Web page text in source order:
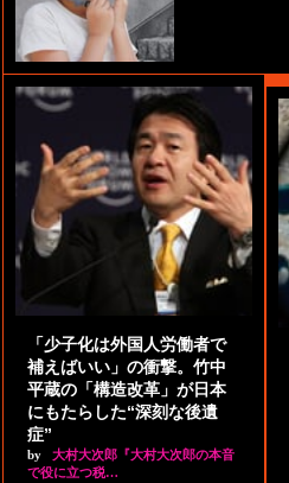
「少子化は外国人労働者で
補えばいい」の衝撃。竹中
平蔵の「構造改革」が日本
にもたらした“深刻な後遺
症”
by
大村大次郎『大村大次郎の本音
で役に立つ税…